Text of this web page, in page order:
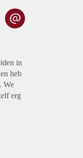
in
heb
We
erg